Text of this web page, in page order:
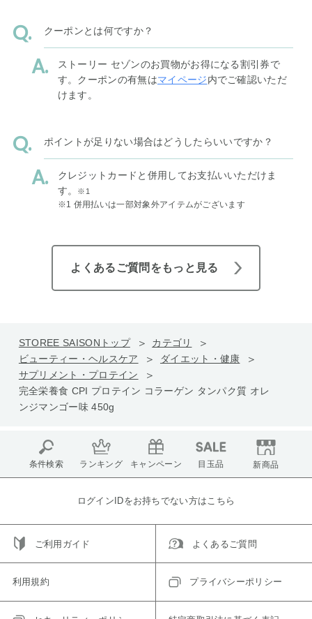
クーポンとは何ですか？
ストーリー セゾンのお買物がお得になる割引券で
す。クーポンの有無はマイページ内でご確認いただ
けます。
ポイントが足りない場合はどうしたらいいですか？
クレジットカードと併用してお支払いいただけま
す。
※1
※1 併用払いは一部対象外アイテムがございます
よくあるご質問をもっと見る
STOREE SAISONトップ
カテゴリ
ビューティー・ヘルスケア
ダイエット・健康
サプリメント・プロテイン
完全栄養食 CPI プロテイン コラーゲン タンパク質 オレ
ンジマンゴー味 450g
条件検索 ランキング キャンペーン 目玉品 新商品
ログインIDをお持ちでない方はこちら
ご利用ガイド よくあるご質問
利用規約 プライバシーポリシー